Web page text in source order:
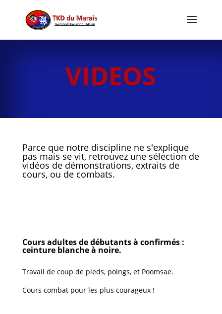
VIDEOS
Parce que notre discipline ne s'explique
pas mais se vit, retrouvez une sélection de
vidéos de démonstrations, extraits de
cours, ou de combats.
Cours adultes de débutants à confirmés :
ceinture blanche à noire.
Travail de coup de pieds, poings, et Poomsae.
Cours combat pour les plus courageux !